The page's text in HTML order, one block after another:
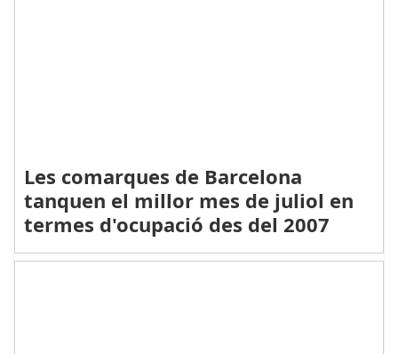
Les comarques de Barcelona
tanquen el millor mes de juliol en
termes d'ocupació des del 2007